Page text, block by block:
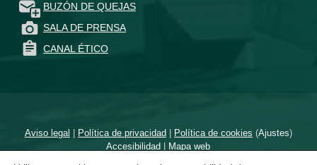
BUZÓN DE QUEJAS
SALA DE PRENSA
CANAL ÉTICO
Aviso legal | Política de privacidad| Política de cookies (Ajustes)
Accesibilidad | Mapa web